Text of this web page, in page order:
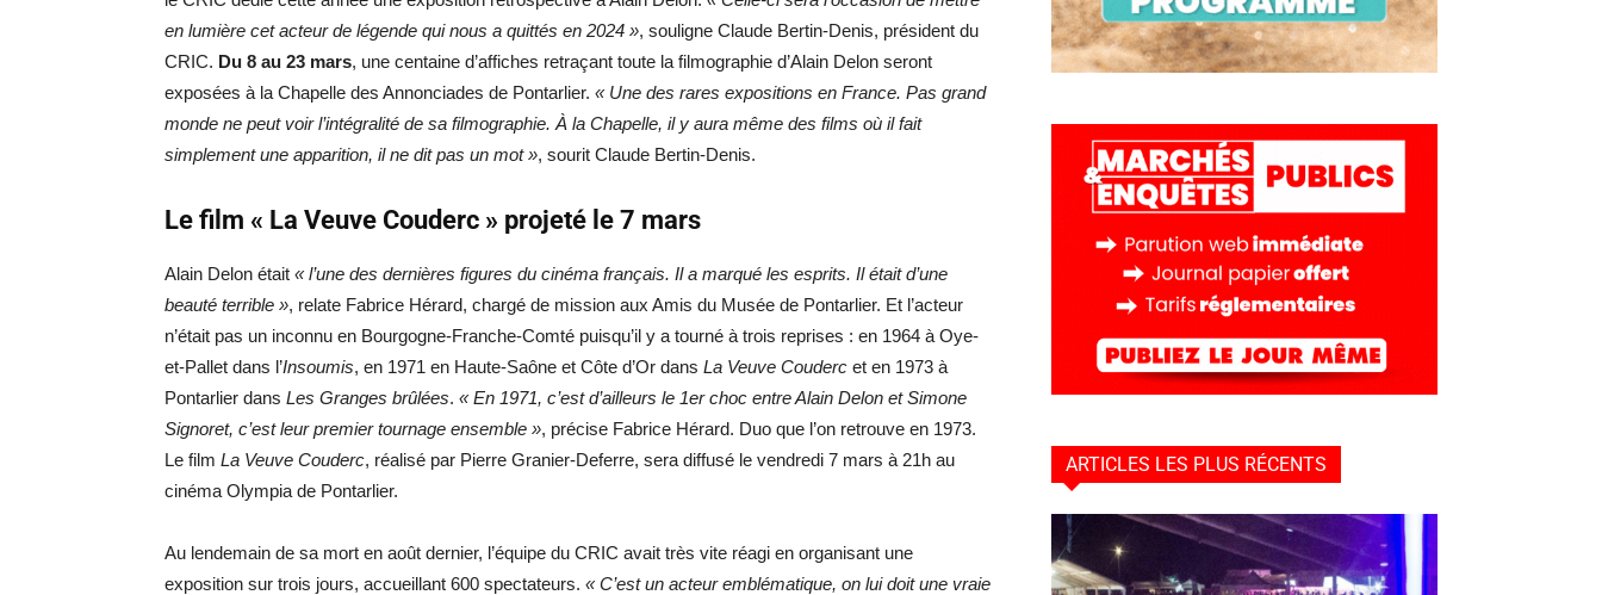
en lumière cet acteur de légende qui nous a quittés en 2024 », souligne Claude Bertin-Denis, président du
CRIC. Du 8 au 23 mars, une centaine d’affiches retraçant toute la filmographie d’Alain Delon seront
exposées à la Chapelle des Annonciades de Pontarlier. « Une des rares expositions en France. Pas grand
monde ne peut voir l’intégralité de sa filmographie. À la Chapelle, il y aura même des films où il fait
simplement une apparition, il ne dit pas un mot », sourit Claude Bertin-Denis.
Le film « La Veuve Couderc » projeté le 7 mars
Alain Delon était « l’une des dernières figures du cinéma français. Il a marqué les esprits. Il était d’une
beauté terrible », relate Fabrice Hérard, chargé de mission aux Amis du Musée de Pontarlier. Et l’acteur
n’était pas un inconnu en Bourgogne-Franche-Comté puisqu’il y a tourné à trois reprises : en 1964 à Oye-
et-Pallet dans l’Insoumis, en 1971 en Haute-Saône et Côte d’Or dans La Veuve Couderc et en 1973 à
Pontarlier dans Les Granges brûlées. « En 1971, c’est d’ailleurs le 1er choc entre Alain Delon et Simone
Signoret, c’est leur premier tournage ensemble », précise Fabrice Hérard. Duo que l’on retrouve en 1973.
Le film La Veuve Couderc, réalisé par Pierre Granier-Deferre, sera diffusé le vendredi 7 mars à 21h au
cinéma Olympia de Pontarlier.
Au lendemain de sa mort en août dernier, l’équipe du CRIC avait très vite réagi en organisant une
exposition sur trois jours, accueillant 600 spectateurs. « C’est un acteur emblématique, on lui doit une vraie
ARTICLES LES PLUS RÉCENTS